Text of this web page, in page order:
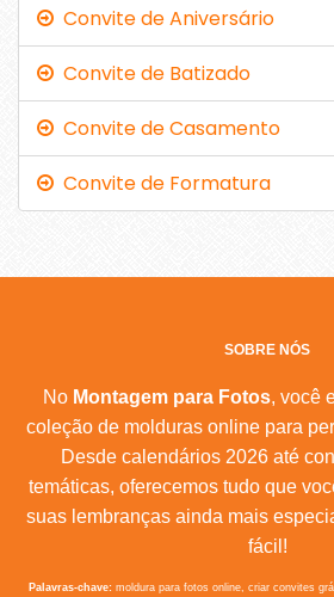
Convite de Aniversário
Convite de Batizado
Convite de Casamento
Convite de Formatura
SOBRE NÓS
No Montagem para Fotos, você
coleção de molduras online para
Desde calendários 2026 até
temáticas, oferecemos tudo que
suas lembranças ainda mais
fácil!
Palavras-chave:moldura para fotos online, criar convites